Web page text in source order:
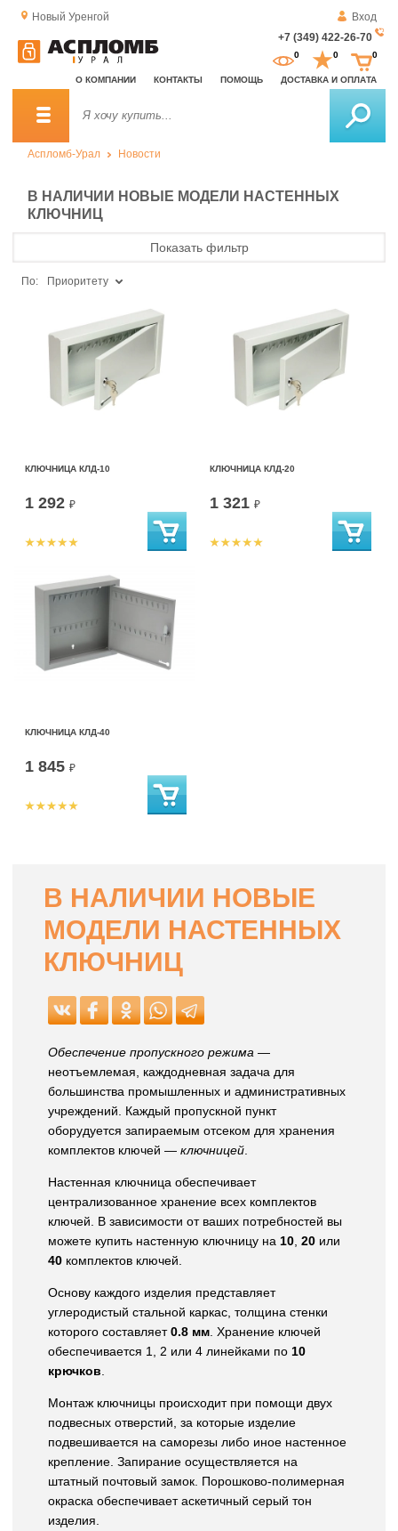
Новый Уренгой
Вход
+7 (349) 422-26-70
О КОМПАНИИ КОНТАКТЫ ПОМОЩЬ ДОСТАВКА И ОПЛАТА
0 0 0
Аспломб-Урал Новости
В НАЛИЧИИ НОВЫЕ МОДЕЛИ НАСТЕННЫХ
КЛЮЧНИЦ
Показать фильтр
По: Приоритету
КЛЮЧНИЦА КЛД-10
1 292 ₽
КЛЮЧНИЦА КЛД-20
1 321 ₽
КЛЮЧНИЦА КЛД-40
1 845 ₽
В НАЛИЧИИ НОВЫЕ
МОДЕЛИ НАСТЕННЫХ
КЛЮЧНИЦ
Обеспечение пропускного режима —
неотъемлемая, каждодневная задача для
большинства промышленных и административных
учреждений. Каждый пропускной пункт
оборудуется запираемым отсеком для хранения
комплектов ключей — ключницей.
Настенная ключница обеспечивает
централизованное хранение всех комплектов
ключей. В зависимости от ваших потребностей вы
можете купить настенную ключницу на 10, 20 или
40 комплектов ключей.
Основу каждого изделия представляет
углеродистый стальной каркас, толщина стенки
которого составляет0.8 мм. Хранение ключей
обеспечивается 1, 2 или 4 линейками по 10
крючков.
Монтаж ключницы происходит при помощи двух
подвесных отверстий, за которые изделие
подвешивается на саморезы либо иное настенное
крепление. Запирание осуществляется на
штатный почтовый замок. Порошково-полимерная
окраска обеспечивает аскетичный серый тон
изделия.